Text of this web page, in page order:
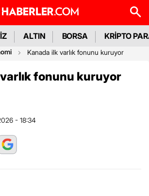
ALTIN BORSA KRİPTO
Kanada ilk varlık fonunu kuruyor
fonunu kuruyor
- 18:34